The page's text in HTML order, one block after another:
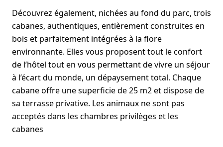
Découvrez également, nichées au fond du parc, trois
cabanes, authentiques, entièrement construites en
bois et parfaitement intégrées à la flore
environnante. Elles vous proposent tout le confort
de l’hôtel tout en vous permettant de vivre un séjour
à l’écart du monde, un dépaysement total. Chaque
cabane offre une superficie de 25 m2 et dispose de
sa terrasse privative. Les animaux ne sont pas
acceptés dans les chambres privilèges et les
cabanes